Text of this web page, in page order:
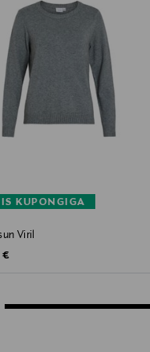
KUPONGIGA
Viril
Price
€